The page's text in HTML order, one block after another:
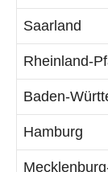
Saarland
Rheinland-
Baden-
Hamburg